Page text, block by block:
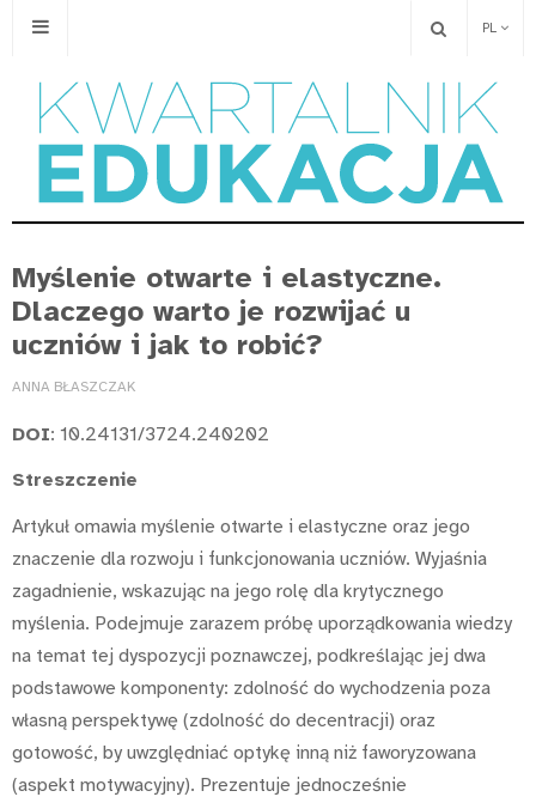
PL
Myślenie otwarte i elastyczne.
Dlaczego warto je rozwijać u
uczniów i jak to robić?
ANNA BŁASZCZAK
DOI: 10.24131/3724.240202
Streszczenie
Artykuł omawia myślenie otwarte i elastyczne oraz jego
znaczenie dla rozwoju i funkcjonowania uczniów. Wyjaśnia
zagadnienie, wskazując na jego rolę dla krytycznego
myślenia. Podejmuje zarazem próbę uporządkowania wiedzy
na temat tej dyspozycji poznawczej, podkreślając jej dwa
podstawowe komponenty: zdolność do wychodzenia poza
własną perspektywę (zdolność do decentracji) oraz
gotowość, by uwzględniać optykę inną niż faworyzowana
(aspekt motywacyjny). Prezentuje jednocześnie